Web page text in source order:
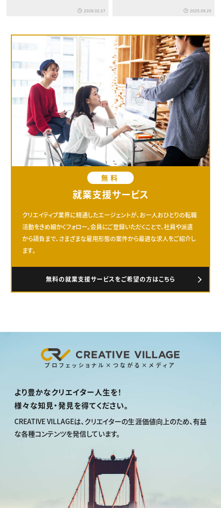
2026.02.27 2025.09.25
無料
就業支援サービス
クリエイティブ業界に精通したエージェントが、お一人おひとりの転職
活動をきめ細かくフォロー。会員にご登録いただくことで、社員や派遣
から請負まで、さまざまな雇用形態の案件から最適な求人をご紹介し
ます。
無料の就業支援サービスをご希望の方はこちら
プロフェッショナル×つながる×メディア
より豊かなクリエイター人生を！
様々な知見・発見を得てください。
CREATIVE VILLAGEは、クリエイターの生涯価値向上のため、有益
な各種コンテンツを発信しています。